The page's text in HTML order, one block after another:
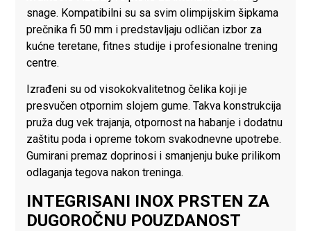
snage. Kompatibilni su sa svim olimpijskim šipkama
prečnika fi 50 mm i predstavljaju odličan izbor za
kućne teretane, fitnes studije i profesionalne trening
centre.
Izrađeni su od visokokvalitetnog čelika koji je
presvučen otpornim slojem gume. Takva konstrukcija
pruža dug vek trajanja, otpornost na habanje i dodatnu
zaštitu poda i opreme tokom svakodnevne upotrebe.
Gumirani premaz doprinosi i smanjenju buke prilikom
odlaganja tegova nakon treninga.
INTEGRISANI INOX PRSTEN ZA
DUGOROČNU POUZDANOST